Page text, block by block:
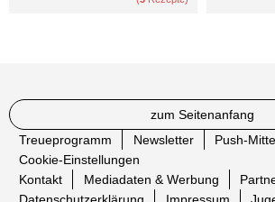
zum Seitenanfang
Treueprogramm
Newsletter
Push-
Cookie-Einstellungen
Kontakt
Mediadaten & Werbung